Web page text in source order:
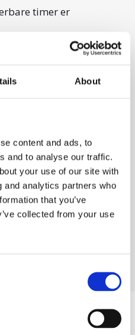
About
content and ads, to
and to analyse our traffic.
your use of our site with
and analytics partners who
that you’ve
collected from your use
timer er